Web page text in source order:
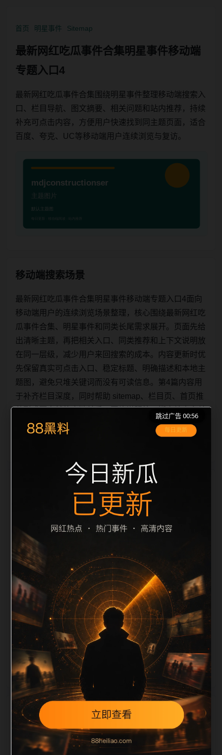
首页 明星事件 Sitemap
最新网红吃瓜事件合集明星事件移动端
专题入口4
最新网红吃瓜事件合集围绕明星事件整理移动端搜索入
口、栏目导航、图文摘要、相关问题和站内推荐，持续
补充可点击内容，方便用户快速找到同主题页面，适合
百度、夸克、UC等移动端用户连续浏览与复访。
移动端搜索场景
最新网红吃瓜事件合集明星事件移动端专题入口4面向
移动端用户的连续浏览场景整理，核心围绕最新网红吃
瓜事件合集、明星事件和同类长尾需求展开。页面先给
出清晰主题，再把相关入口、同类推荐和上下文说明放
在同一层级，减少用户来回搜索的成本。内容更新时优
先保留真实可点击入口、稳定标题、明确描述和本地主
题图，避免只堆关键词而没有可读信息。第4篇内容用
于补齐栏目深度，同时帮助 sitemap、栏目页、首页推
荐形成更自然的内链关系。图片说明统一绑定站点主关
键词、栏目词和文章标题，让搜索引擎能够从标题、正
间识别一致主题。后续每日采集时，建议继续执行远程
图片本地化、坏图默认图兜底、标题去重和 description
长度过滤。如果同一主题下有多个相近页面，应通过不
同角度补充事件背景、访问场景、相关问题或专题入
口，降低站群页面之间的重复感。页面底部保留同类推
荐、上一篇下一篇和 sitemap 入口，保证重要页面点击
深度尽量控制在三次以内。正文维护时可按用户搜索路
径补充三类信息：入口是否稳定、同栏目还有哪些可继
续阅读、移动端打开时图片和摘要是否一致。每次新增
内容后同步检查标题、description、canonical、主题
图、alt、title和推荐链接，确保页面既能被搜索引擎理
解，也能让真实用户
相关问题与推荐
顺着栏目继续浏览。同站连续更新时避免重复标题和重
复首段，优先补充不同关键词、不同栏目词和不同问题
跳过广告 00:56